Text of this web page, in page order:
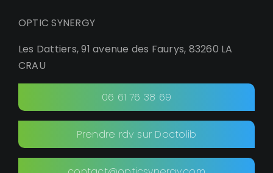
OPTIC SYNERGY
Les Dattiers, 91 avenue des Faurys, 83260 LA
CRAU
06 61 76 38 69
Prendre rdv sur Doctolib